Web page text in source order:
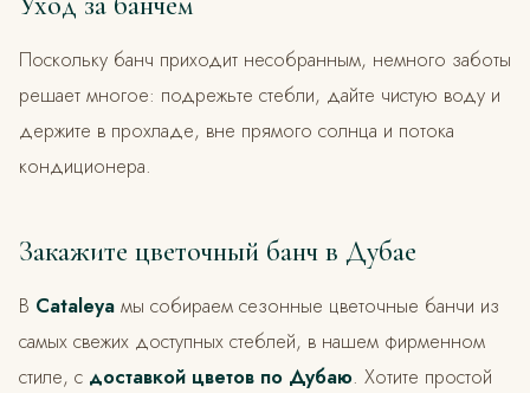
Поскольку банч приходит несобранным, немного заботы
решает многое: подрежьте стебли, дайте чистую воду и
держите в прохладе, вне прямого солнца и потока
кондиционера.
Закажите цветочный банч в Дубае
В Cataleya мы собираем сезонные цветочные банчи из
самых свежих доступных стеблей, в нашем фирменном
стиле, с доставкой цветов по Дубаю. Хотите простой